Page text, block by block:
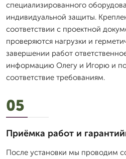
специализированного
индивидуальной защиты.
соответствии с проектной
проверяются нагрузки и
завершении работ
информацию Олегу и Игорю и
соответствие требованиям.
05
Приёмка работ и
После установки мы проводим